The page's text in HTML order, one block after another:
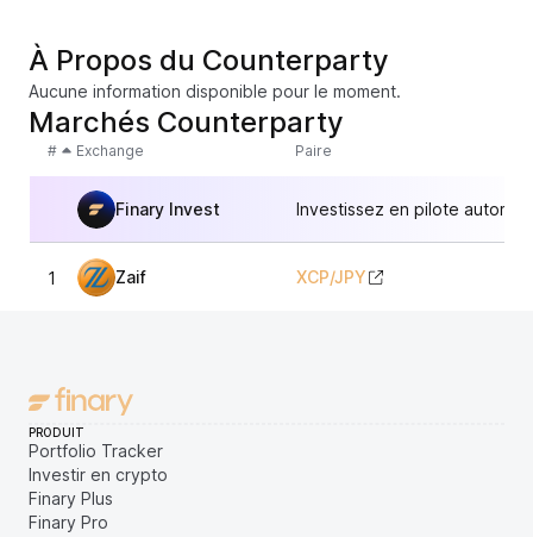
À Propos du Counterparty
Aucune information disponible pour le moment.
Marchés Counterparty
# Exchange Paire
Finary Invest Investissez en pilote
1 Zaif XCP/JPY
PRODUIT
Portfolio Tracker
Investir en crypto
Finary Plus
Finary Pro